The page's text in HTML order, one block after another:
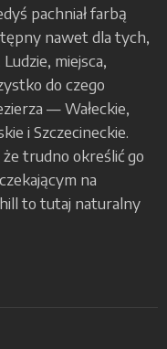
pachniał farbą
nawet dla tych,
miejsca,
do czego
— Wałeckie,
i Szczecineckie.
trudno określić go
na
to tutaj naturalny